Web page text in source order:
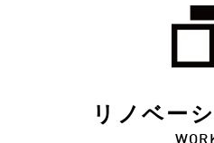
リノベー